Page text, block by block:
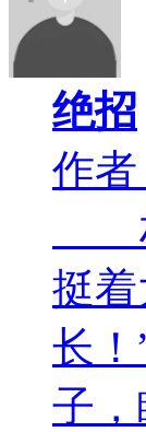
绝招
作者
村
挺
长
子